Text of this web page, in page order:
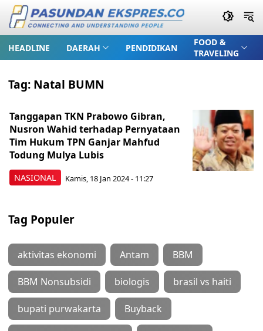
HEADLINE DAERAH PENDIDIKAN
FOOD &
TRAVELING
Tag: Natal BUMN
NASIONAL
Tanggapan TKN Prabowo Gibran,
Nusron Wahid terhadap Pernyataan
Tim Hukum TPN Ganjar Mahfud
Todung Mulya Lubis
Kamis, 18 Jan 2024 - 11:27
Tag Populer
aktivitas ekonomi Antam BBM
BBM Nonsubsidi biologis brasil vs haiti
bupati purwakarta Buyback